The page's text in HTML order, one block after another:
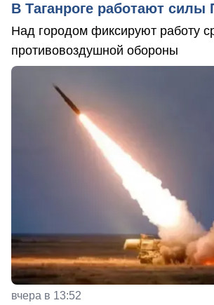
В Таганроге работают силы
Над городом фиксируют работу
противовоздушной обороны
вчера в 13:52